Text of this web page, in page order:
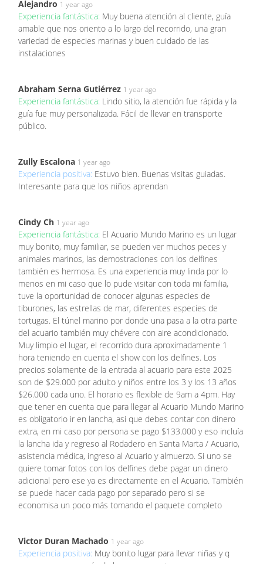
Alejandro 1 year ago
Experiencia fantástica: Muy buena atención al cliente, guía
amable que nos oriento a lo largo del recorrido, una gran
variedad de especies marinas y buen cuidado de las
instalaciones
Abraham Serna Gutiérrez 1 year ago
Experiencia fantástica: Lindo sitio, la atención fue rápida y la
guía fue muy personalizada. Fácil de llevar en transporte
público.
Zully Escalona 1 year ago
Experiencia positiva: Estuvo bien. Buenas visitas guiadas.
Interesante para que los niños aprendan
Cindy Ch 1 year ago
Experiencia fantástica: El Acuario Mundo Marino es un lugar
muy bonito, muy familiar, se pueden ver muchos peces y
animales marinos, las demostraciones con los delfines
también es hermosa. Es una experiencia muy linda por lo
menos en mi caso que lo pude visitar con toda mi familia,
tuve la oportunidad de conocer algunas especies de
tiburones, las estrellas de mar, diferentes especies de
tortugas. El túnel marino por donde una pasa a la otra parte
del acuario también muy chévere con aire acondicionado.
Muy limpio el lugar, el recorrido dura aproximadamente 1
hora teniendo en cuenta el show con los delfines. Los
precios solamente de la entrada al acuario para este 2025
son de $29.000 por adulto y niños entre los 3 y los 13 años
$26.000 cada uno. El horario es flexible de 9am a 4pm. Hay
que tener en cuenta que para llegar al Acuario Mundo Marino
es obligatorio ir en lancha, asi que debes contar con dinero
extra, en mi caso por persona se pago $133.000 y eso incluía
la lancha ida y regreso al Rodadero en Santa Marta / Acuario,
asistencia médica, ingreso al Acuario y almuerzo. Si uno se
quiere tomar fotos con los delfines debe pagar un dinero
adicional pero ese ya es directamente en el Acuario. También
se puede hacer cada pago por separado pero si se
economisa un poco más tomando el paquete completo
Victor Duran Machado 1 year ago
Experiencia positiva: Muy bonito lugar para llevar niñas y q